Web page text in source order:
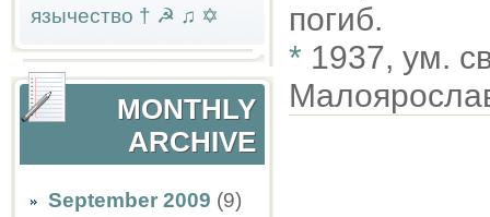
язычество † ☭ ♫ ✡
MONTHLY
ARCHIVE
September 2009 (9)
погиб.
* 1937, ум.